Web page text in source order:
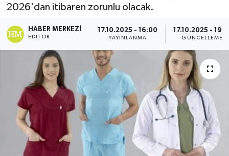
2026'dan itibaren zorunlu olacak.
HABER MERKEZI
EDITÖR
17.10.2025 - 16:00
YAYINLANMA
17.10.2025 -
GÜNCELLEME
Genel
Gündem
Haberde İnsan
Kültür-Sanat
Magazin
Podcast